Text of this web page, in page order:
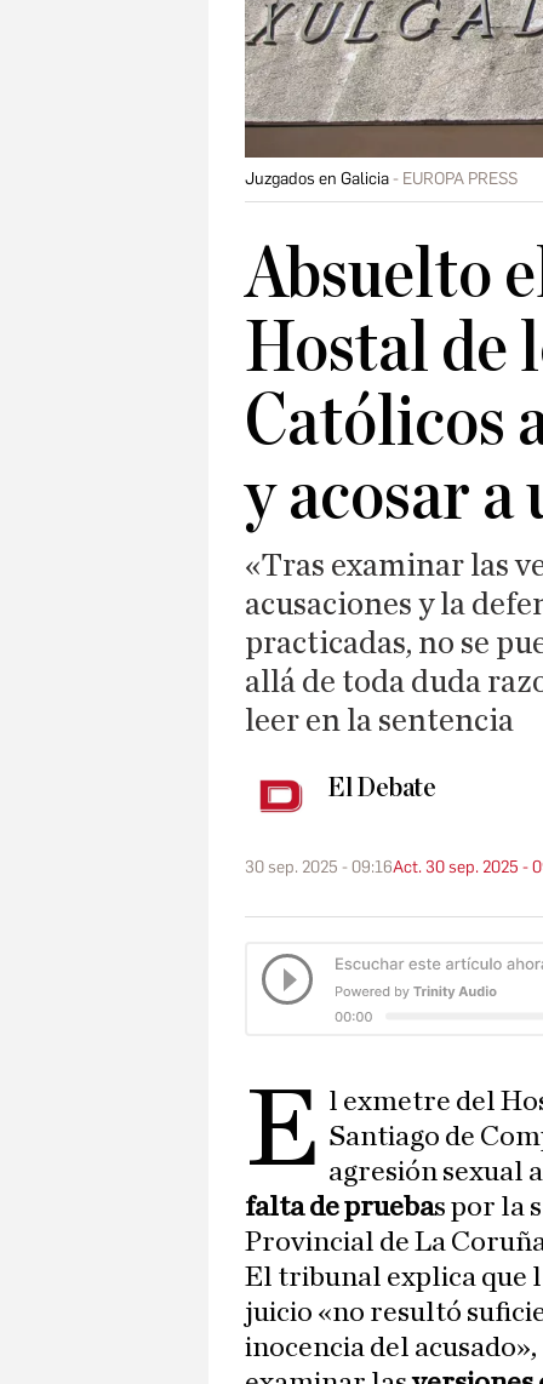
Juzgados en Galicia EUROPA PRESS
Absuelto
Hostal de
Católicos
y acosar a
«Tras examinar las
acusaciones y la
practicadas, no se
allá de toda duda
leer en la sentencia
El Debate
30 sep. 2025 - 09:16Act. 30 sep. 2025 -
E l exmetre del
Santiago de
agresión sexual
falta de pruebas por la
Provincial de La
El tribunal explica que
juicio «no resultó
inocencia del